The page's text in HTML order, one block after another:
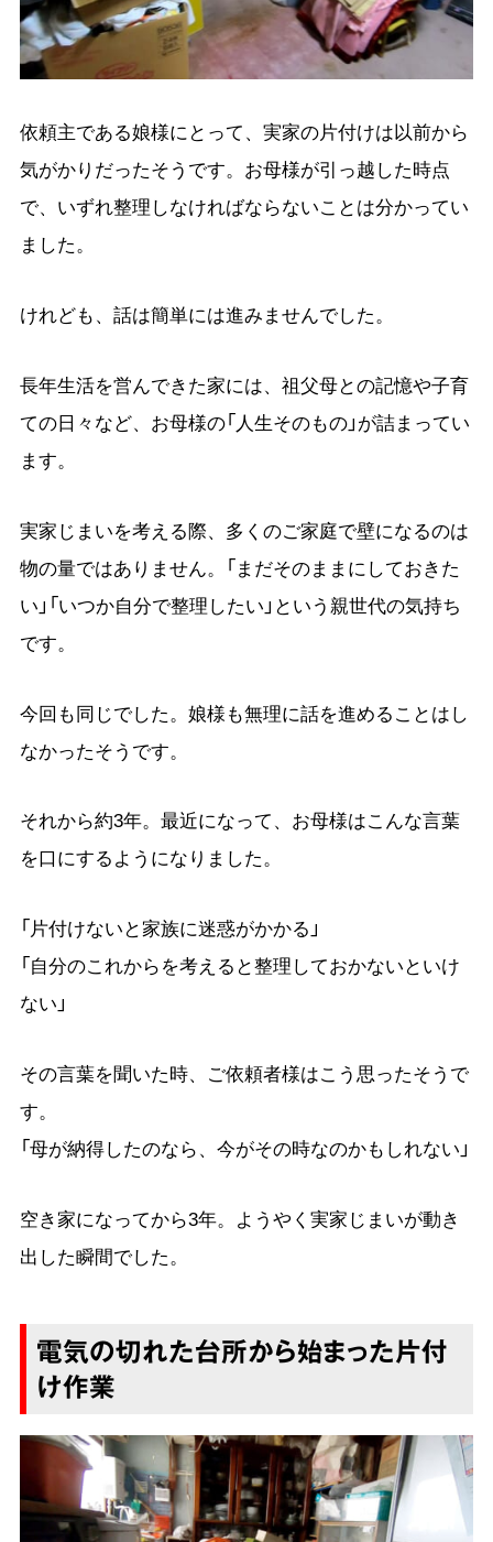
依頼主である娘様にとって、実家の片付けは以前から
気がかりだったそうです。お母様が引っ越した時点
で、いずれ整理しなければならないことは分かってい
ました。
けれども、話は簡単には進みませんでした。
長年生活を営んできた家には、祖父母との記憶や子育
ての日々など、お母様の「人生そのもの」が詰まってい
ます。
実家じまいを考える際、多くのご家庭で壁になるのは
物の量ではありません。「まだそのままにしておきた
い」「いつか自分で整理したい」という親世代の気持ち
です。
今回も同じでした。娘様も無理に話を進めることはし
なかったそうです。
それから約3年。最近になって、お母様はこんな言葉
を口にするようになりました。
「片付けないと家族に迷惑がかかる」
「自分のこれからを考えると整理しておかないといけ
ない」
その言葉を聞いた時、ご依頼者様はこう思ったそうで
す。
「母が納得したのなら、今がその時なのかもしれない」
空き家になってから3年。ようやく実家じまいが動き
出した瞬間でした。
電気の切れた台所から始まった片付
け作業